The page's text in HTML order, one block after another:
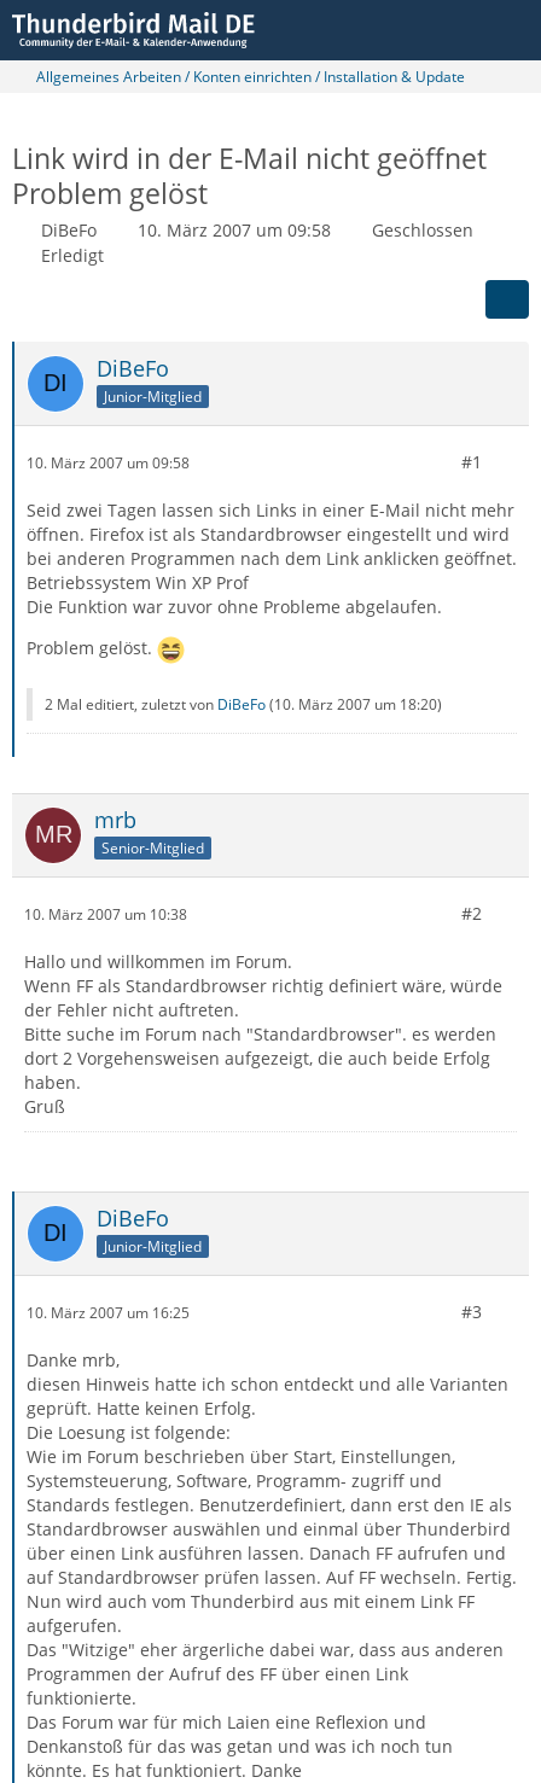
Allgemeines Arbeiten / Konten einrichten / Installation & Update
Link wird in der E-Mail nicht geöffnet
Problem gelöst
DiBeFo 10. März 2007 um 09:58
Geschlossen
Erledigt
DiBeFo
Junior-Mitglied
10. März 2007 um 09:58 #1
Seid zwei Tagen lassen sich Links in einer E-Mail nicht mehr
öffnen. Firefox ist als Standardbrowser eingestellt und wird
bei anderen Programmen nach dem Link anklicken geöffnet.
Betriebssystem Win XP Prof
Die Funktion war zuvor ohne Probleme abgelaufen.
Problem gelöst.
2 Mal editiert, zuletzt von DiBeFo(10. März 2007 um 18:20)
mrb
Senior-Mitglied
10. März 2007 um 10:38 #2
Hallo und willkommen im Forum.
Wenn FF als Standardbrowser richtig definiert wäre, würde
der Fehler nicht auftreten.
Bitte suche im Forum nach "Standardbrowser". es werden
dort 2 Vorgehensweisen aufgezeigt, die auch beide Erfolg
haben.
Gruß
DiBeFo
Junior-Mitglied
10. März 2007 um 16:25 #3
Danke mrb,
diesen Hinweis hatte ich schon entdeckt und alle Varianten
geprüft. Hatte keinen Erfolg.
Die Loesung ist folgende:
Wie im Forum beschrieben über Start, Einstellungen,
Systemsteuerung, Software, Programm- zugriff und
Standards festlegen. Benutzerdefiniert, dann erst den IE als
Standardbrowser auswählen und einmal über Thunderbird
über einen Link ausführen lassen. Danach FF aufrufen und
auf Standardbrowser prüfen lassen. Auf FF wechseln. Fertig.
Nun wird auch vom Thunderbird aus mit einem Link FF
aufgerufen.
Das "Witzige" eher ärgerliche dabei war, dass aus anderen
Programmen der Aufruf des FF über einen Link
funktionierte.
Das Forum war für mich Laien eine Reflexion und
Denkanstoß für das was getan und was ich noch tun
könnte. Es hat funktioniert. Danke